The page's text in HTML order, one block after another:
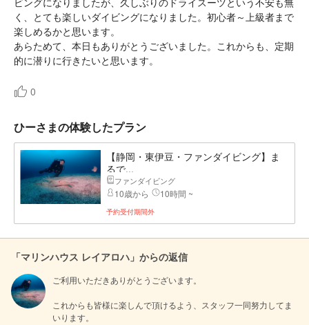
く、とても楽しいダイビングになりました。初心者～上級者まで
楽しめるかと思います。
あらためて、本日もありがとうございました。これからも、定期
的に潜りに行きたいと思います。
0
ひーさまの体験したプラン
【静岡・東伊豆・ファンダイビング】ま
るで...
ファンダイビング
10歳から 10時間 ~
予約受付期間外
「マリンハウス レイアロハ」からの返信
ご利用いただきありがとうございます。
これからも皆様に楽しんで頂けるよう、スタッフ一同努力してま
いります。